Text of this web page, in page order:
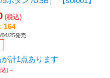
(税込)
164
04/25発売
計1点あります
)～